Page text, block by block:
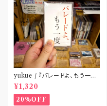
yukue / 『パレードよ、もう一度』
(TAPE)
¥1,320
20%OFF